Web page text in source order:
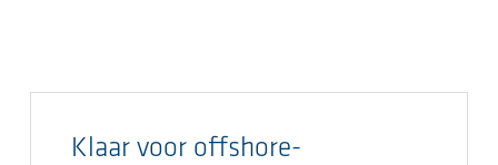
Klaar voor offshore-